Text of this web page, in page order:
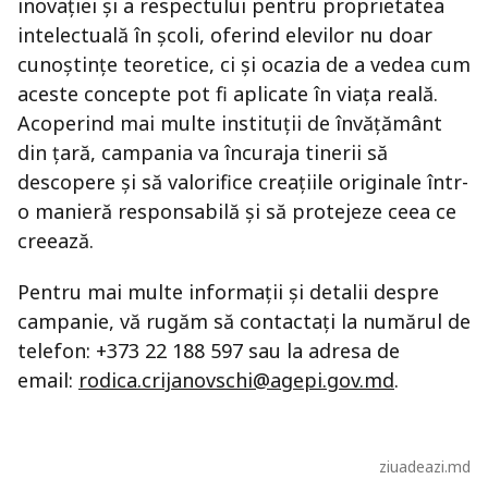
inovației și a respectului pentru proprietatea
intelectuală în școli, oferind elevilor nu doar
cunoștințe teoretice, ci și ocazia de a vedea cum
aceste concepte pot fi aplicate în viața reală.
Acoperind mai multe instituții de învățământ
din țară, campania va încuraja tinerii să
descopere și să valorifice creațiile originale într-
o manieră responsabilă și să protejeze ceea ce
creează.
Pentru mai multe informații și detalii despre
campanie, vă rugăm să contactați la numărul de
telefon: +373 22 188 597 sau la adresa de
email: rodica.crijanovschi@agepi.gov.md.
ziuadeazi.md